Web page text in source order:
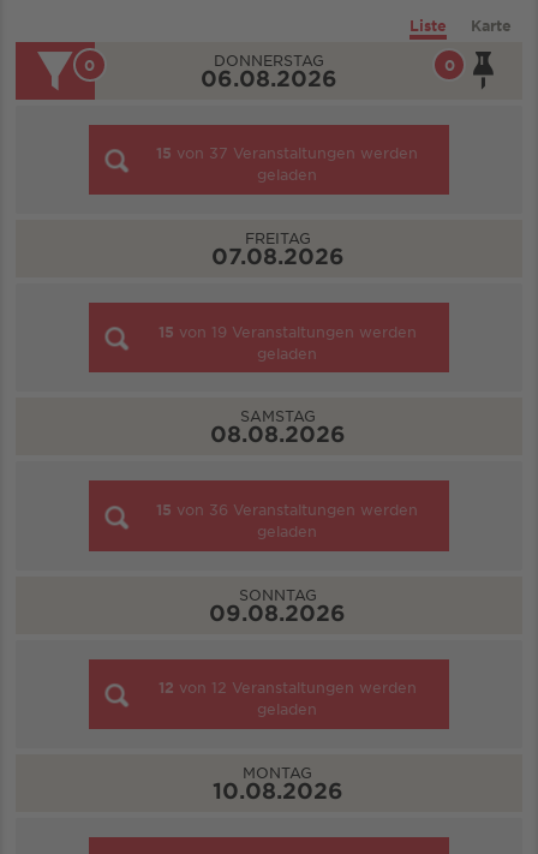
Liste Karte
0
0 DONNERSTAG
06.08.2026
15 von 37 Veranstaltungen werden
geladen
FREITAG
07.08.2026
15 von 19 Veranstaltungen werden
geladen
SAMSTAG
08.08.2026
15 von 36 Veranstaltungen werden
geladen
SONNTAG
09.08.2026
12 von 12 Veranstaltungen werden
geladen
MONTAG
10.08.2026